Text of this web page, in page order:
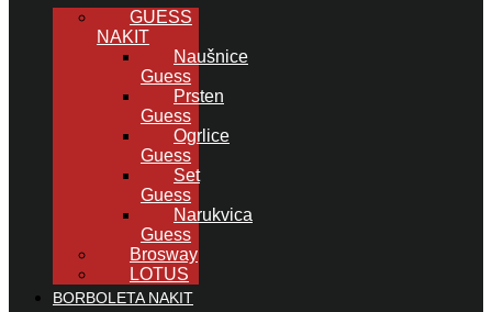
GUESS
NAKIT
Naušnice
Guess
Prsten
Guess
Ogrlice
Guess
Set
Guess
Narukvica
Guess
Brosway
LOTUS
BORBOLETA NAKIT